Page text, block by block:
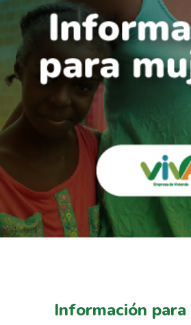
Información